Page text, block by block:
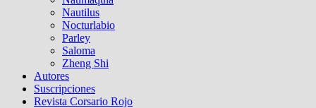
Nautilus
Nocturlabio
Parley
Saloma
Zheng Shi
Autores
Suscripciones
Revista Corsario Rojo